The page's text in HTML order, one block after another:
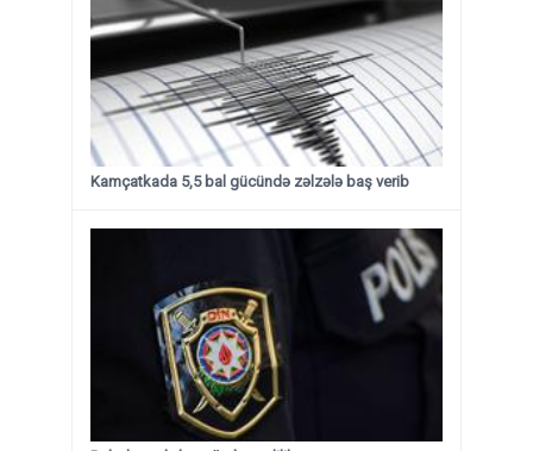
Kamçatkada 5,5 bal gücündə zəlzələ baş verib